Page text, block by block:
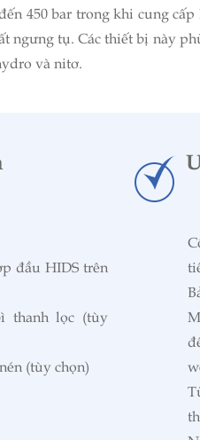
450 bar trong khi cung
ngưng tụ. Các thiết bị này
và nitơ.
đầu HIDS trên
thanh lọc (tùy
(tùy chọn)